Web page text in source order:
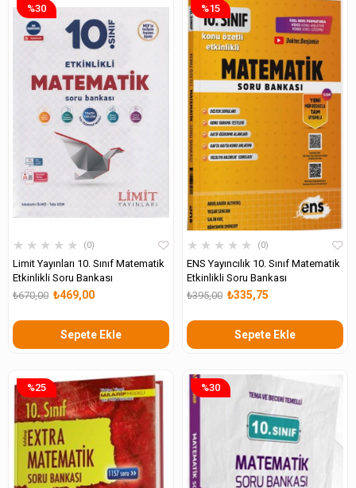
★ ★ ★ ★ ★ 0
Limit Yayınları 10. Sınıf Matematik
Etkinlikli Soru Bankası
₺469,00
₺670,00
Sepete Ekle
%30
★ ★ ★ ★ ★ 0
ENS Yayıncılık 10. Sınıf Matematik
Etkinlikli Soru Bankası
₺335,75
₺395,00
Sepete Ekle
%15
%25 %30